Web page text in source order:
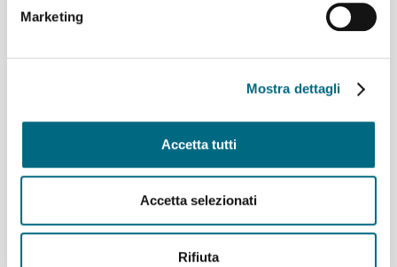
Marketing
Mostra dettagli
Accetta tutti
Accetta selezionati
Rifiuta
Linee AMT per l’incontro di calcio Genoa – Deportivo La
Linee 725, 726, 925, 926 e 927 – Variazioni ai percorsi
Linea 907 temporaneo spostamento di capolinea
sabato 8 e domenica 9 agosto
Variazioni ai percorsi giovedì 6 agosto
Linea 825 – Da giovedì 6 agosto servizio regolare